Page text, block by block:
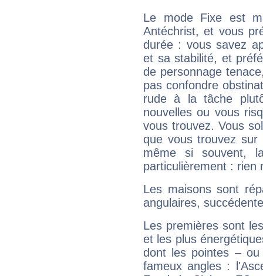
Le mode Fixe est
Antéchrist, et vous
durée : vous savez
et sa stabilité, et
de personnage
pas confondre
rude à la tâche
nouvelles ou vous
vous trouvez. Vous
que vous trouvez
même si souvent,
particulièrement : rien
Les maisons sont
angulaires,
Les premières sont
et les plus
dont les pointes –
fameux angles :